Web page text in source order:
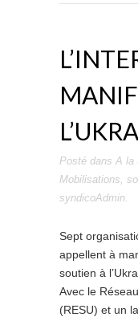
Posté dans A la
Mobilisations,
syndicoAdmin.
Sept
appellent à
soutien à
Avec le
(RESU) et un